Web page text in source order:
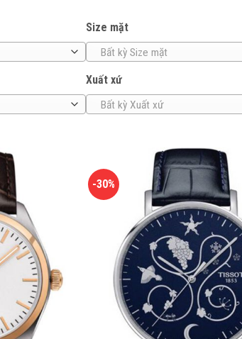
Size mặt
Bất kỳ Size mặt
Xuất xứ
Bất kỳ Xuất xứ
-30%